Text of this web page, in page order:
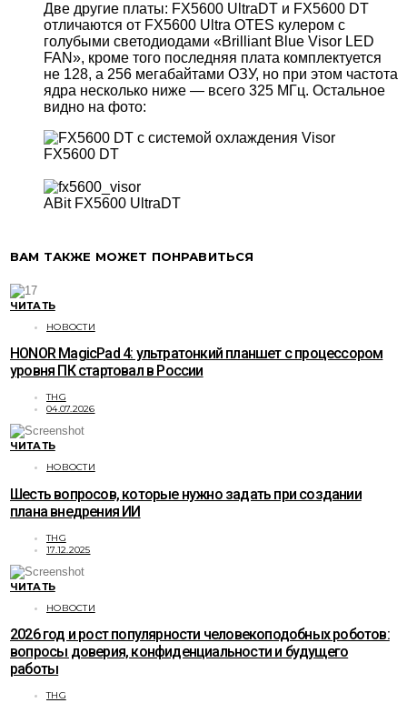
Две другие платы: FX5600 UltraDT и FX5600 DT
отличаются от FX5600 Ultra OTES кулером с
голубыми светодиодами «Brilliant Blue Visor LED
FAN», кроме того последняя плата комплектуется
не 128, а 256 мегабайтами ОЗУ, но при этом частота
ядра несколько ниже — всего 325 МГц. Остальное
видно на фото:
FX5600 DT
ABit FX5600 UltraDT
ВАМ ТАКЖЕ МОЖЕТ ПОНРАВИТЬСЯ
ЧИТАТЬ
НОВОСТИ
HONOR MagicPad 4: ультратонкий планшет с процессором
уровня ПК стартовал в России
THG
04.07.2026
ЧИТАТЬ
НОВОСТИ
Шесть вопросов, которые нужно задать при создании
плана внедрения ИИ
THG
17.12.2025
ЧИТАТЬ
НОВОСТИ
2026 год и рост популярности человекоподобных роботов:
вопросы доверия, конфиденциальности и будущего
работы
THG